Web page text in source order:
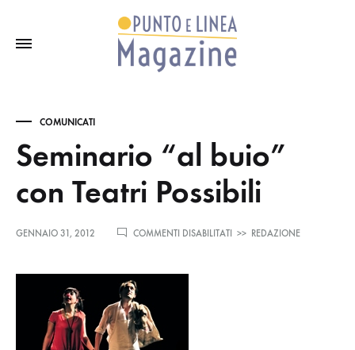
COMUNICATI
Seminario “al buio”
con Teatri Possibili
GENNAIO 31, 2012 COMMENTI DISABILITATI
SU
>> REDAZIONE